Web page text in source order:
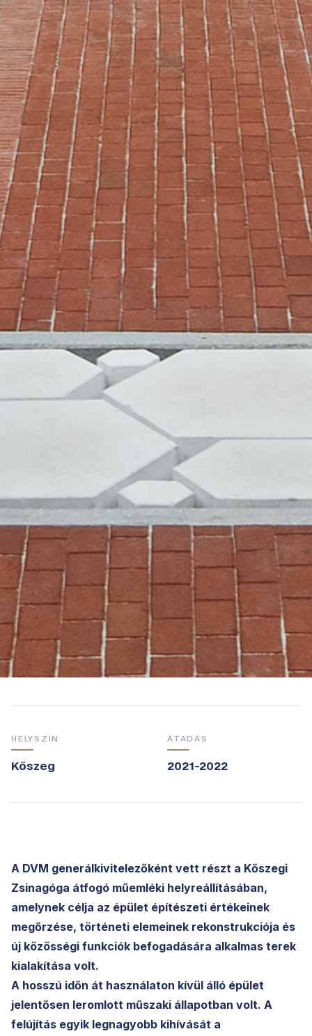
HELYSZÍN
Kőszeg
ÁTADÁS
2021-2022
A DVM generálkivitelezőként vett részt a Kőszegi
Zsinagóga átfogó műemléki helyreállításában,
amelynek célja az épület építészeti értékeinek
megőrzése, történeti elemeinek rekonstrukciója és
új közösségi funkciók befogadására alkalmas terek
kialakítása volt.
A hosszú időn át használaton kívül álló épület
jelentősen leromlott műszaki állapotban volt. A
felújítás egyik legnagyobb kihívását a